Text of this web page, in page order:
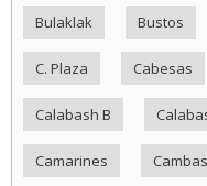
Bulaklak Bustos
C. Plaza Cabesas
Calabash B
Camarines Cambas